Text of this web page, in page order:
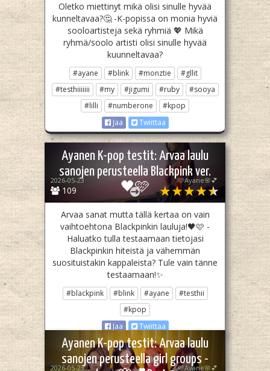
Oletko miettinyt mikä olisi sinulle hyvää
kunneltavaa?🤔 -K-popissa on monia hyviä
sooloartisteja sekä ryhmiä 💖 Mikä
ryhmä/soolo artisti olisi sinulle hyvää
kuunneltavaa?
#ayane #blink #monztie
#gllit
#testhiiiiiii
#my #jigumi #ruby
#sooya
#lilli
#numberone
#kpop
Jaa
Twiittaa
Ayanen K-pop testit: Arvaa laulu
sanojen perusteella Blackpink ver.
🖤🩷
109
2026-05-23 🩷Ayane🌸💕
Arvaa sanat mutta tällä kertaa on vain
vaihtoehtona Blackpinkin lauluja!🖤🩷 -
Haluatko tulla testaamaan tietojasi
Blackpinkin hiteistä ja vähemmän
suosituistakin kappaleista? Tule vain tänne
testaamaan!✨
#blackpink #blink #ayane
#testhii
#kpop
Jaa
Twiittaa
Ayanen K-pop testit: Arvaa laulu
sanojen perusteella girl groups -
2026-05-23 🩷Ayane🌸💕